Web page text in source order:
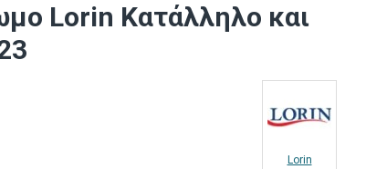
Lorin Κατάλληλο και
Lorin